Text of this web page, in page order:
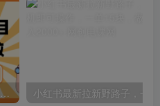
无限接码撸红包单号0.75项目无偿分享给你【揭秘】